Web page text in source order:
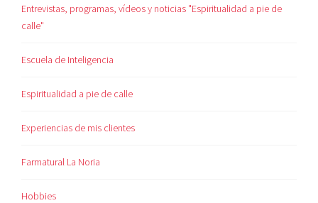
Entrevistas, programas, vídeos y noticias "Espiritualidad a pie de
calle"
Escuela de Inteligencia
Espiritualidad a pie de calle
Experiencias de mis clientes
Farmatural La Noria
Hobbies